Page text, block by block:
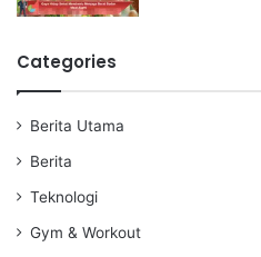
Categories
Berita Utama
Berita
Teknologi
Gym & Workout